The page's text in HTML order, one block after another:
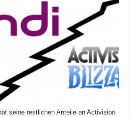
seine restlichen Anteile an Activision